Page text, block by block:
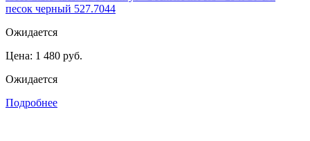
песок черный 527.7044
Ожидается
Цена: 1 480 руб.
Ожидается
Подробнее